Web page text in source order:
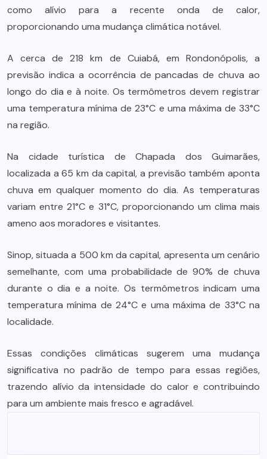
como alívio para a recente onda de calor,
proporcionando uma mudança climática notável.
A cerca de 218 km de Cuiabá, em Rondonópolis, a
previsão indica a ocorrência de pancadas de chuva ao
longo do dia e à noite. Os termômetros devem registrar
uma temperatura mínima de 23°C e uma máxima de 33°C
na região.
Na cidade turística de Chapada dos Guimarães,
localizada a 65 km da capital, a previsão também aponta
chuva em qualquer momento do dia. As temperaturas
variam entre 21°C e 31°C, proporcionando um clima mais
ameno aos moradores e visitantes.
Sinop, situada a 500 km da capital, apresenta um cenário
semelhante, com uma probabilidade de 90% de chuva
durante o dia e a noite. Os termômetros indicam uma
temperatura mínima de 24°C e uma máxima de 33°C na
localidade.
Essas condições climáticas sugerem uma mudança
significativa no padrão de tempo para essas regiões,
trazendo alívio da intensidade do calor e contribuindo
para um ambiente mais fresco e agradável.